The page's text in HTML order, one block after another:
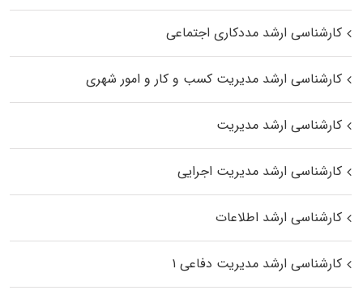
کارشناسی ارشد مددکاری اجتماعی
کارشناسی ارشد مدیریت کسب و کار و امور شهری
کارشناسی ارشد مدیریت
کارشناسی ارشد مدیریت اجرایی
کارشناسی ارشد اطلاعات
کارشناسی ارشد مدیریت دفاعی ۱